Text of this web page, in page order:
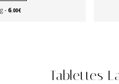
6.00€
Tablettes